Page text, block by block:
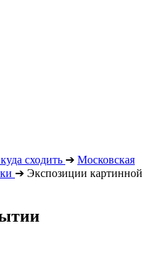
сходить ➔ Московская
➔ Экспозиции картинной